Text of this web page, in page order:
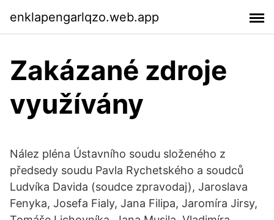
enklapengarlqzo.web.app
Zakázané zdroje
využívány
Nález pléna Ústavního soudu složeného z
předsedy soudu Pavla Rychetského a soudců
Ludvíka Davida (soudce zpravodaj), Jaroslava
Fenyka, Josefa Fialy, Jana Filipa, Jaromíra Jirsy,